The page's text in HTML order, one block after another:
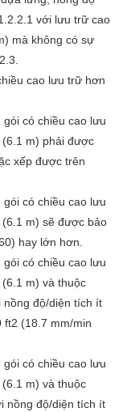
với lưu trữ cao
mà không có sự
cao lưu trữ hơn
có chiều cao lưu
m) phải được
xếp được trên
có chiều cao lưu
m) sẽ được bảo
hay lớn hơn.
có chiều cao lưu
m) và thuộc
nồng độ/diện tích ít
ft2 (18.7 mm/min
có chiều cao lưu
m) và thuộc
nồng độ/diện tích ít